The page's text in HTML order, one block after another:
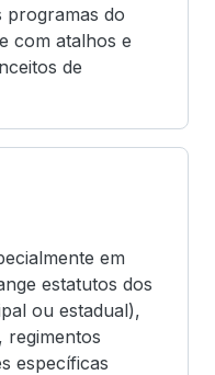
programas do
com atalhos e
de
em
estatutos dos
ou estadual),
regimentos
específicas